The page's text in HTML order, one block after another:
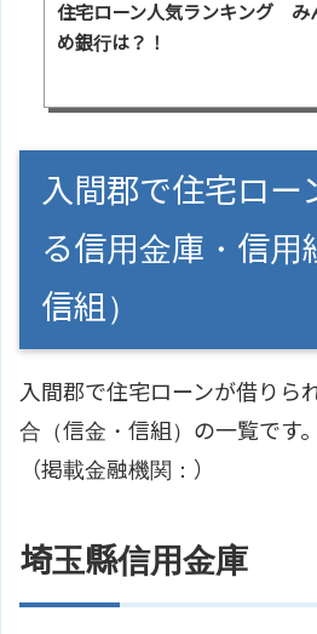
住宅ローン人気ランキング み
め銀行は？！
入間郡で住宅ロー
る信用金庫・信用
信組）
入間郡で住宅ローンが借りら
合（信金・信組）の一覧です。
（掲載金融機関：）
埼玉縣信用金庫